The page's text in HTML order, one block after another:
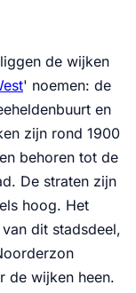
de wijken
' noemen: de
en
zijn rond 1900
behoren tot de
De straten zijn
hoog. Het
dit stadsdeel,
de wijken heen.